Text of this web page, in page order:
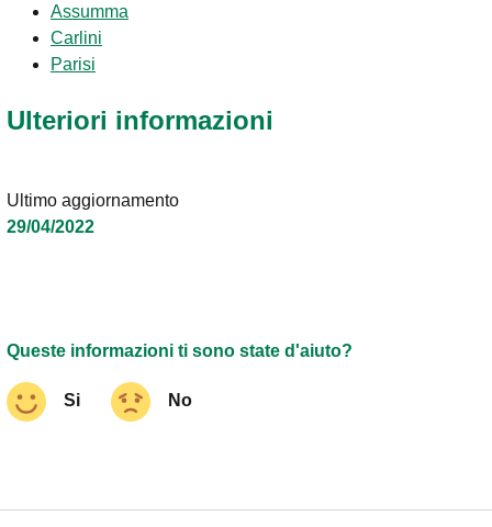
Assumma
Carlini
Parisi
Ulteriori informazioni
Ultimo aggiornamento
29/04/2022
Queste informazioni ti sono state d'aiuto?
Si No